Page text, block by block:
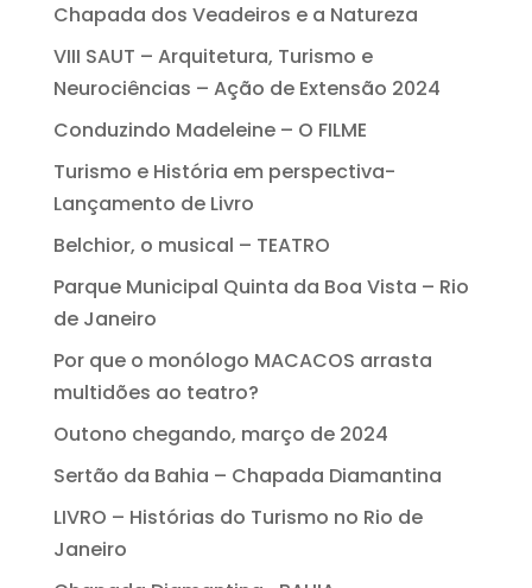
Chapada dos Veadeiros e a Natureza
VIII SAUT – Arquitetura, Turismo e
Neurociências – Ação de Extensão 2024
Conduzindo Madeleine – O FILME
Turismo e História em perspectiva-
Lançamento de Livro
Belchior, o musical – TEATRO
Parque Municipal Quinta da Boa Vista – Rio
de Janeiro
Por que o monólogo MACACOS arrasta
multidões ao teatro?
Outono chegando, março de 2024
Sertão da Bahia – Chapada Diamantina
LIVRO – Histórias do Turismo no Rio de
Janeiro